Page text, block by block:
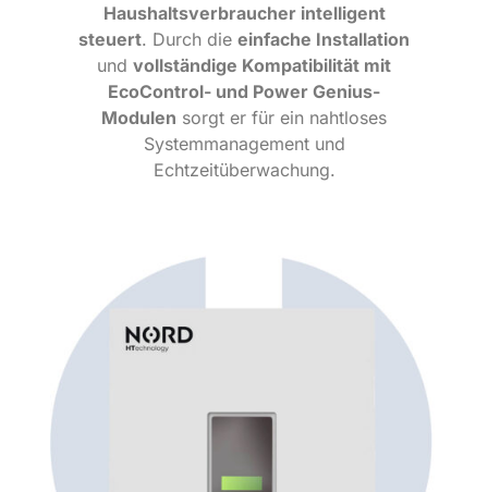
Haushaltsverbraucher intelligent
steuert. Durch die einfache Installation
und vollständige Kompatibilität mit
EcoControl- und Power Genius-
Modulen sorgt er für ein nahtloses
Systemmanagement und
Echtzeitüberwachung.